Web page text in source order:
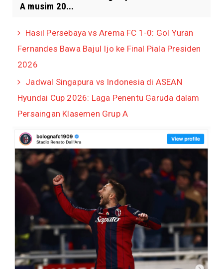
A musim 20...
Hasil Persebaya vs Arema FC 1-0: Gol Yuran
Fernandes Bawa Bajul Ijo ke Final Piala Presiden
2026
Jadwal Singapura vs Indonesia di ASEAN
Hyundai Cup 2026: Laga Penentu Garuda dalam
Persaingan Klasemen Grup A